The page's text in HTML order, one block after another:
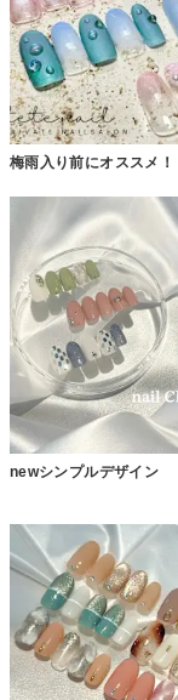
梅雨入り前にオススメ！
newシンプルデザイン